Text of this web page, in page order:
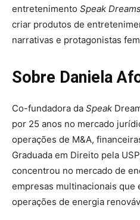
entretenimento Speak Dreams
criar produtos de
narrativas e protagonistas
Sobre Daniela
Co-fundadora da Speak
por 25 anos no mercado
operações de M&A,
Graduada em Direito pela
concentrou no mercado de
empresas multinacionais que
operações de energia